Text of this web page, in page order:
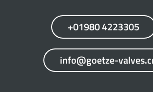
+01980 4223305
info@goetze-